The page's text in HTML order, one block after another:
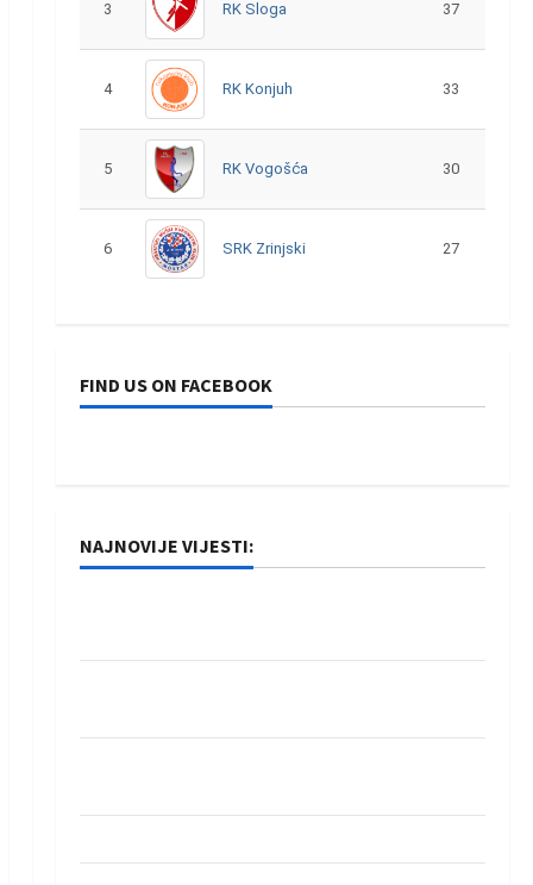
3 RK Sloga 37
4 RK Konjuh 33
5 RK Vogošća 30
6 SRK Zrinjski 27
FIND US ON FACEBOOK
NAJNOVIJE VIJESTI: